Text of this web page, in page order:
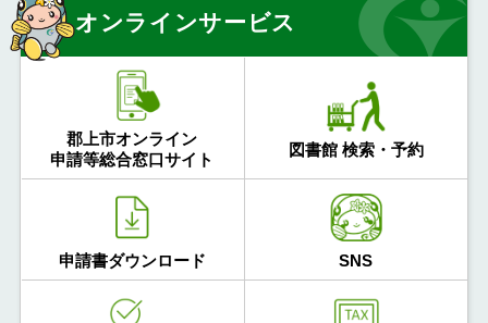
オンラインサービス
郡上市オンライン
申請等総合窓口サイト
図書館 検索・予約
申請書ダウンロード SNS